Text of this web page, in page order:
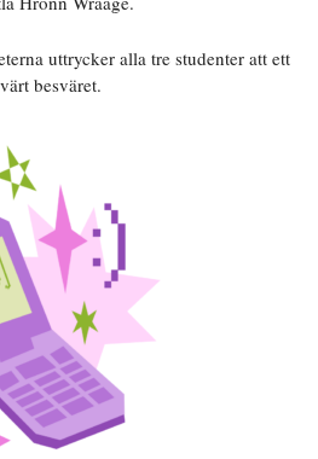
uttrycker alla tre studenter att ett
besväret.